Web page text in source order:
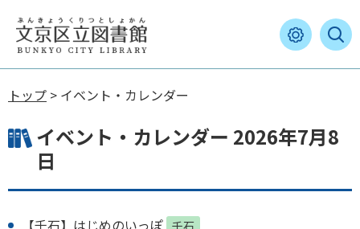
トップ > イベント・カレンダー
イベント・カレンダー 2026年7月8
日
【千石】はじめのいっぽ 千石